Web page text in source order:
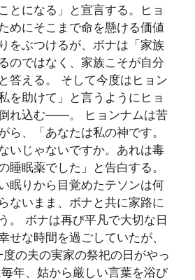
とになる」と宣言する。ヒョ
めにそこまで命を懸ける価値
をぶつけるが、ボナは「家族
のではなく、家族こそが自分
答える。 そして今度はヒョン
を助けて」と言うようにヒョ
れ込む――。 ヒョンナムは苦
ら、「あなたは私の神です。
いじゃないですか。あれは毒
睡眠薬でした」と告白する。
眠りから目覚めたテソンは何
ないまま、ボナと共に家路に
。 ボナは再び平凡で大切な日
せな時間を過ごしていたが、
の夫の実家の祭祀の日がやっ
年、姑から厳しい言葉を浴び